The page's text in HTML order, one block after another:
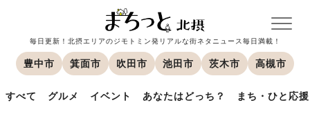
毎日更新！北摂エリアのジモトミン発リアルな街ネタニュース毎日満載！
豊中市 箕面市 吹田市 池田市 茨木市 高槻市
すべて グルメ イベント あなたはどっち？ まち・ひと応援